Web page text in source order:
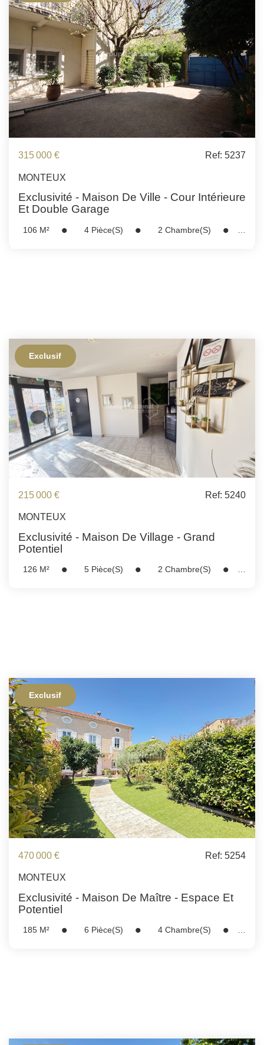
315 000 € Ref: 5237
MONTEUX
Exclusivité - Maison De Ville - Cour Intérieure
Et Double Garage
106 M² 4 Pièce(s) 2 Chambre(s)
Exclusif
215 000 € Ref: 5240
MONTEUX
Exclusivité - Maison De Village - Grand
Potentiel
126 M² 5 Pièce(s) 2 Chambre(s)
Exclusif
470 000 € Ref: 5254
MONTEUX
Exclusivité - Maison De Maître - Espace Et
Potentiel
185 M² 6 Pièce(s) 4 Chambre(s)